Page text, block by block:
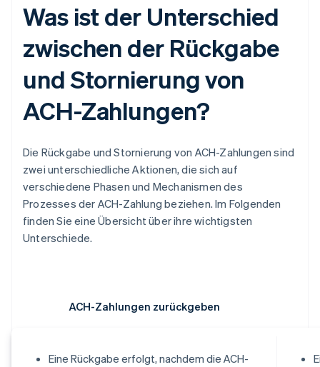
Was ist der Unterschied
zwischen der Rückgabe
und Stornierung von
ACH-Zahlungen?
Die Rückgabe und Stornierung von ACH-Zahlungen sind
zwei unterschiedliche Aktionen, die sich auf
verschiedene Phasen und Mechanismen des
Prozesses der ACH-Zahlung beziehen. Im Folgenden
finden Sie eine Übersicht über ihre wichtigsten
Unterschiede.
ACH-Zahlungen zurückgeben
Eine Rückgabe erfolgt, nachdem die ACH-